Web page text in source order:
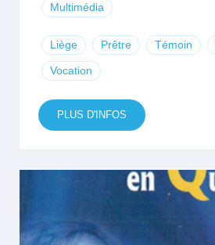
Multimédia
Liège Prêtre Témoin
Vocation
PLUS D'INFOS